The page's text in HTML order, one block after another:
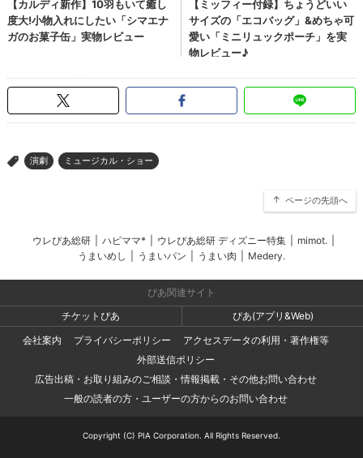
> 演劇 ミュージカル・ショー
ページの先頭へ
ウレぴあ総研 ハピママ* ウレぴあ総研 ディズニー特集 mimot.
うまいめし
うまいパン うまい肉 Medery.
ぴあ関連サイト
チケットぴあ
ぴあ(アプリ&Web)
会社案内
プライバシーポリシー
アクセスデータの利用・著作権等
外部送信ポリシー
広告出稿・お取り組みのご相談・情報掲載・その他お問い合わせ
一般の読者の方・ユーザーの方からのお問い合わせ
Copyright (C) PIA Corporation. All Rights Reserved.